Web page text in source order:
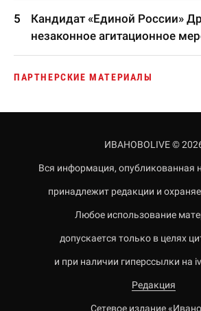
Кандидат «Единой России»
незаконное агитационное
ПАРТНЕРСКИЕ МАТЕРИАЛЫ
ИВАНОВОLIVE ©
Вся информация, опубликованная
принадлежит редакции и
Любое использование
допускается только в целях
и при наличии гиперссылки на
Редакция
Сетевое издание